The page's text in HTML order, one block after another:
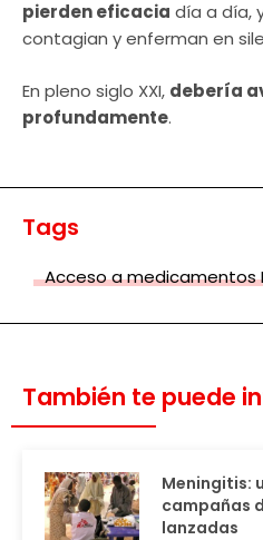
pierden eficacia día a día,
contagian y enferman en
En pleno siglo XXI, debería
profundamente.
Tags
Acceso a medicamentos
También te puede
Meningitis:
campañas
lanzadas